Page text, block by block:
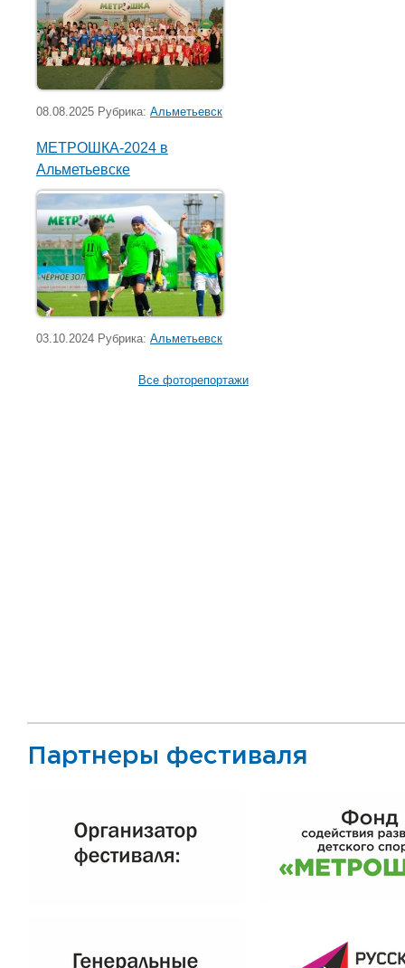
08.08.2025 Рубрика: Альметьевск
МЕТРОШКА-2024 в
Альметьевске
03.10.2024 Рубрика: Альметьевск
Все фоторепортажи
Партнеры фестиваля